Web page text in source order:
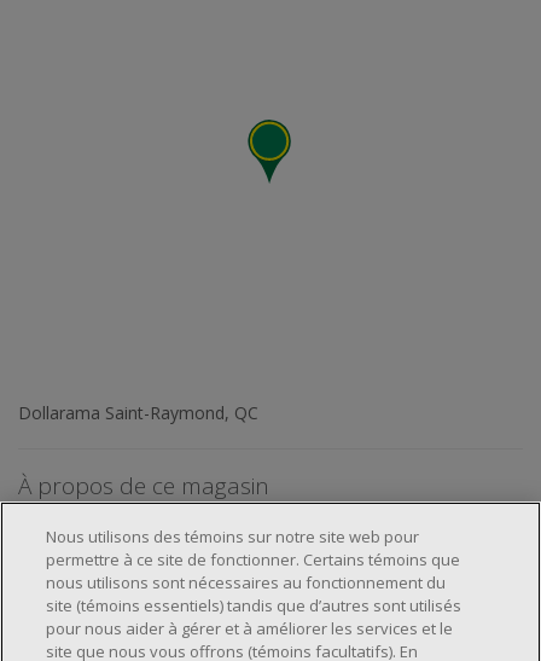
Dollarama Saint-Raymond, QC
À propos de ce magasin
À propos de nous
Nous utilisons des témoins sur notre site web pour
permettre à ce site de fonctionner. Certains témoins que
nous utilisons sont nécessaires au fonctionnement du
site (témoins essentiels) tandis que d’autres sont utilisés
pour nous aider à gérer et à améliorer les services et le
site que nous vous offrons (témoins facultatifs). En